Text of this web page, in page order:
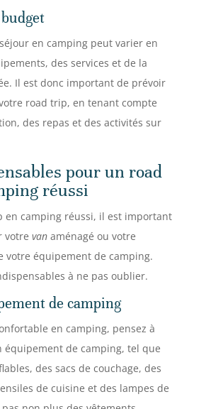
en camping peut varier en
des services et de la
Il est donc important de prévoir
road trip, en tenant compte
des repas et des activités sur
pour un road
réussi
en camping réussi, il est important
votre vanaménagé ou votre
votre équipement de camping.
à ne pas oublier.
de camping
en camping, pensez à
équipement de camping, tel que
des sacs de couchage, des
de cuisine et des lampes de